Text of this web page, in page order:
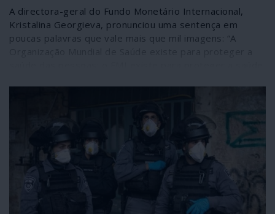
A directora-geral do Fundo Monetário Internacional,
Kristalina Georgieva, pronunciou uma sentença em
poucas palavras que vale mais que mil imagens: “A
bem conhecidas “ajudas” do FMI e das suas extensões
troikianas para consumo interno da União Europeia!